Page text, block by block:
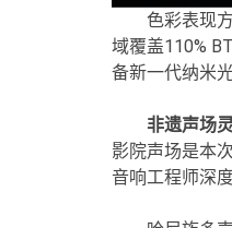
色彩表现
域覆盖110%
备新一代纳米
非遗声场
影院声场是本
音响工程师深